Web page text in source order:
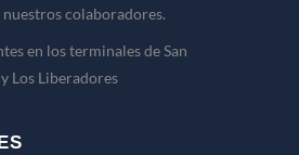
nuestros colaboradores.
en los terminales de San
Los Liberadores